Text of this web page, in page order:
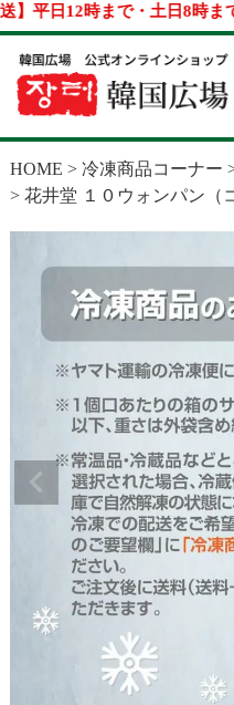
日12時まで・土日8時まで
HOME 冷凍商品コーナー
花井堂 １０ウォンパン（